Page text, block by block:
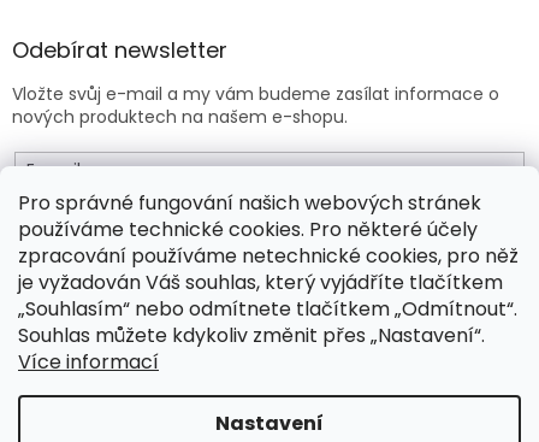
Pro správné fungování našich webových stránek
používáme technické cookies. Pro některé účely
zpracování používáme netechnické cookies, pro něž
je vyžadován Váš souhlas, který vyjádříte tlačítkem
„Souhlasím“ nebo odmítnete tlačítkem „Odmítnout“.
Souhlas můžete kdykoliv změnit přes „Nastavení“.
Více informací
Nastavení
Odebírat newsletter
Vložte svůj e-mail a my vám budeme zasílat informace o
nových produktech na našem e-shopu.
E-mail
Vložením e-mailu souhlasíte sobchodními podmínkami .
PŘIHLÁSIT SE
Vytvořil Shoptet Premium